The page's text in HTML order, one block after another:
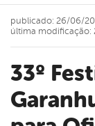
33º Festival de Inverno de
publicado: 26/06/
última modificação: